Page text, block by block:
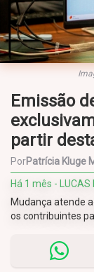
Emissão
partir
PorPatrícia Kluge
Há 1 mês - LUCAS
Mudança atende
os contribuintes